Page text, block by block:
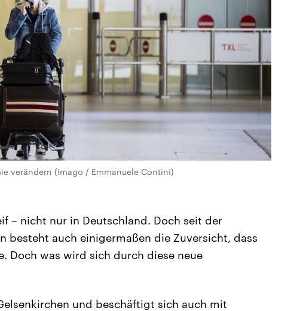
verändern (imago / Emmanuele Contini)
– nicht nur in Deutschland. Doch seit der
besteht auch einigermaßen die Zuversicht, dass
Doch was wird sich durch diese neue
und beschäftigt sich auch mit